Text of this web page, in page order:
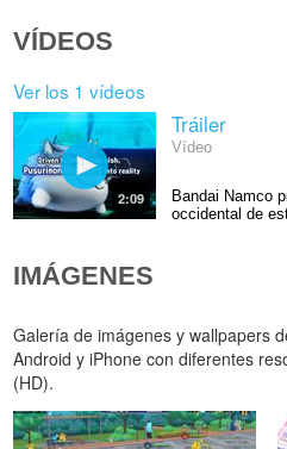
VÍDEOS
Ver los 1 vídeos
2:09
Tráiler
Vídeo
Bandai Namco
occidental de
IMÁGENES
Galería de imágenes y wallpapers
Android y iPhone con diferentes
(HD).